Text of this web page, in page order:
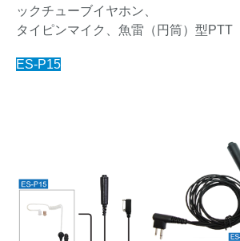
ックチューブイヤホン、
タイピンマイク、魚雷（円筒）型PTT
ES-P15